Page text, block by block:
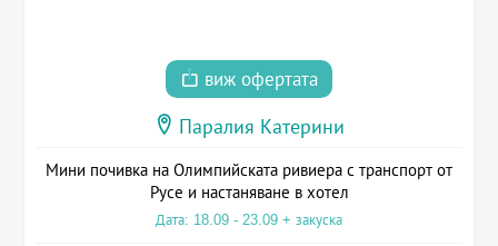
виж офертата
Паралия Катерини
Мини почивка на Олимпийската ривиера с транспорт от
Русе и настаняване в хотел
Дата: 18.09 - 23.09 + закуска